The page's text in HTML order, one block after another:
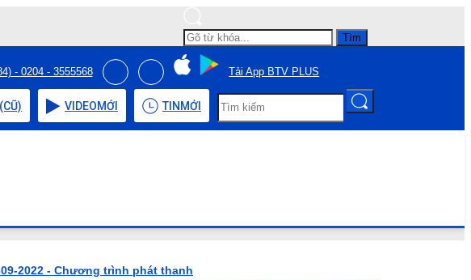
Tìm
- 0204 - 3555568 Tải App BTV PLUS
VIDEOMỚI TIN MỚI
2022 - Chương trình phát thanh